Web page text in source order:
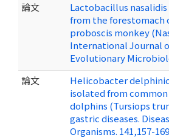
論文
Lactobacillus
from the forestomach
proboscis monkey
International Journal
Evolutionary
論文
Helicobacter
isolated from
dolphins (Tursiops
gastric diseases.
Organisms. 141,157-